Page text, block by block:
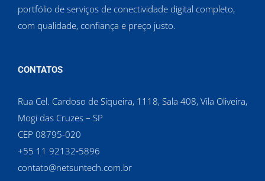
portfólio de serviços de conectividade digital completo,
com qualidade, confiança e preço justo.
CONTATOS
Rua Cel. Cardoso de Siqueira, 1118, Sala 408, Vila Oliveira,
Mogi das Cruzes – SP
CEP 08795-020
‪+55 11 92132‑5896‬
contato@netsuntech.com.br